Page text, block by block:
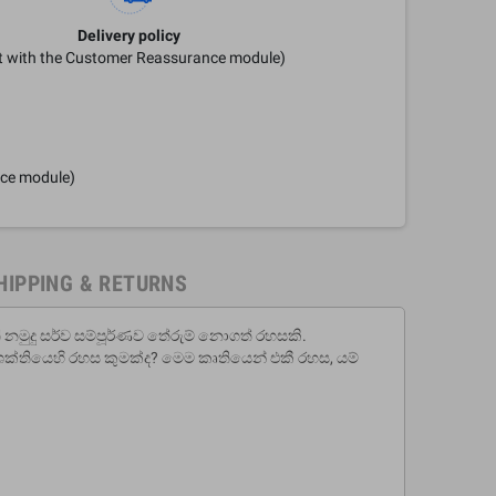
Delivery policy
with the Customer Reassurance module)
module)
& RETURNS
නමුදු සර්ව සම්පූර්ණව තේරුම් නොගත් රහසකි.
රහස කුමක්ද? මෙම කෘතියෙන් එකී රහස, යම්